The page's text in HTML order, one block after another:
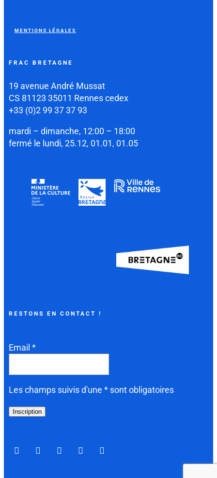
MENTIONS LÉGALES
FRAC BRETAGNE
19 avenue André Mussat
CS 81123 35011 Rennes cedex
+33 (0)2 99 37 37 93
mardi – dimanche, 12:00 – 18:00
fermé le lundi, 25.12, 01.01, 01.05
RESTONS EN CONTACT !
Email *
Les champs suivis d'une * sont obligatoires